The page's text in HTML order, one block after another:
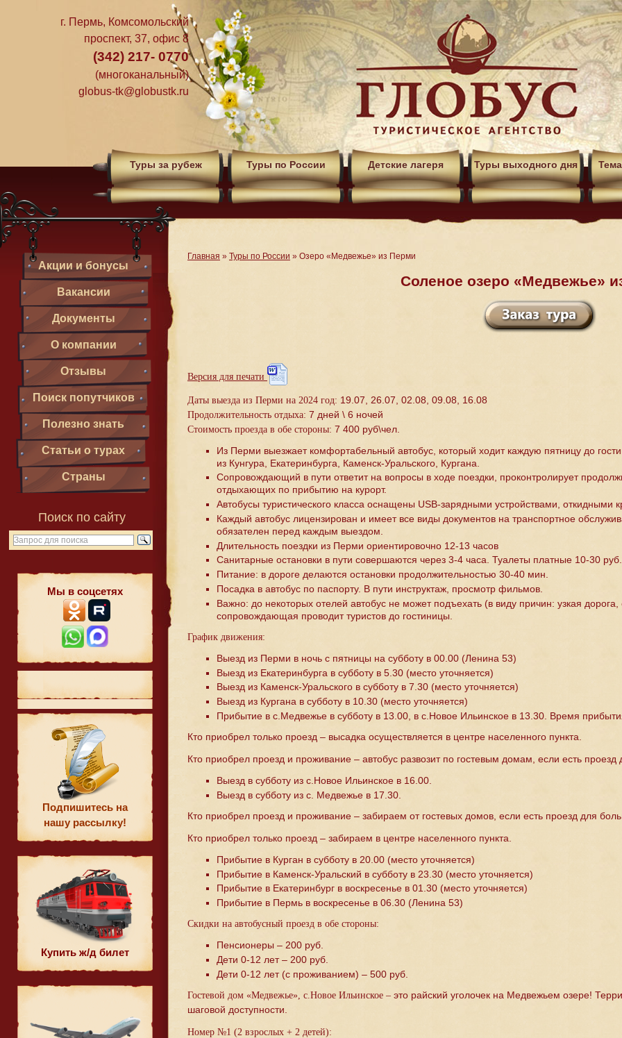
г. Пермь, Комсомольский
проспект, 37, офис 8
(342) 217- 0770
(многоканальный)
globus-tk@globustk.ru
Туры за рубеж Туры по России Детские лагеря Туры выходного дня
Акции и бонусы
Вакансии
Документы
О компании
Отзывы
Поиск попутчиков
Полезно знать
Статьи о турах
Страны
Поиск по сайту
Мы в соцсетях
Подпишитесь на
нашу рассылку!
Купить ж/д билет
Главная » Туры по России » Озеро «Медвежье» из Перми
Соленое озеро «Медвежье»
Версия для печати
Даты выезда из Перми на 2024 год: 19.07, 26.07, 02.08, 09.08, 16.08
Продолжительность отдыха: 7 дней \ 6 ночей
Стоимость проезда в обе стороны: 7 400 руб\чел.
Из Перми выезжает комфортабельный автобус, который ходит каждую пятницу до
из Кунгура, Екатеринбурга, Каменск-Уральского, Кургана.
Сопровождающий в пути ответит на вопросы в ходе поездки, проконтролирует
отдыхающих по прибытию на курорт.
Автобусы туристического класса оснащены USB-зарядными устройствами,
Каждый автобус лицензирован и имеет все виды документов на транспортное
обязателен перед каждым выездом.
Длительность поездки из Перми ориентировочно 12-13 часов
Санитарные остановки в пути совершаются через 3-4 часа. Туалеты платные 10-30 руб.
Питание: в дороге делаются остановки продолжительностью 30-40 мин.
Посадка в автобус по паспорту. В пути инструктаж, просмотр фильмов.
Важно: до некоторых отелей автобус не может подъехать (в виду причин: узкая
сопровождающая проводит туристов до гостиницы.
График движения:
Выезд из Перми в ночь с пятницы на субботу в 00.00 (Ленина 53)
Выезд из Екатеринбурга в субботу в 5.30 (место уточняется)
Выезд из Каменск-Уральского в субботу в 7.30 (место уточняется)
Выезд из Кургана в субботу в 10.30 (место уточняется)
Прибытие в с.Медвежье в субботу в 13.00, в с.Новое Ильинское в 13.30. Время
Кто приобрел только проезд – высадка осуществляется в центре населенного пункта.
Кто приобрел проезд и проживание – автобус развозит по гостевым домам, если есть проезд
Выезд в субботу из с.Новое Ильинское в 16.00.
Выезд в субботу из с. Медвежье в 17.30.
Кто приобрел проезд и проживание – забираем от гостевых домов, если есть проезд для
Кто приобрел только проезд – забираем в центре населенного пункта.
Прибытие в Курган в субботу в 20.00 (место уточняется)
Прибытие в Каменск-Уральский в субботу в 23.30 (место уточняется)
Прибытие в Екатеринбург в воскресенье в 01.30 (место уточняется)
Прибытие в Пермь в воскресенье в 06.30 (Ленина 53)
Скидки на автобусный проезд в обе стороны:
Пенсионеры – 200 руб.
Дети 0-12 лет – 200 руб.
Дети 0-12 лет (с проживанием) – 500 руб.
Гостевой дом «Медвежье», с.Новое Ильинское – это райский уголочек на Медвежьем озере!
шаговой доступности.
Номер №1 (2 взрослых + 2 детей):